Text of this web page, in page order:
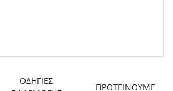
ΟΔΗΓΙΕΣ
ΠΡΟΤΕΙΝΟΥΜΕ